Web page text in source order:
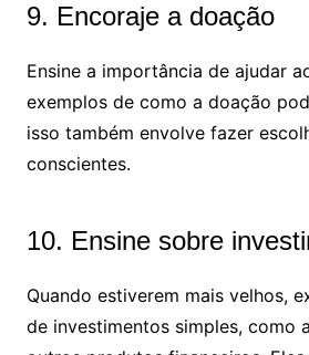
9. Encoraje a doação
Ensine a importância de ajudar
exemplos de como a doação
isso também envolve fazer
conscientes.
10. Ensine sobre
Quando estiverem mais velhos,
de investimentos simples, como